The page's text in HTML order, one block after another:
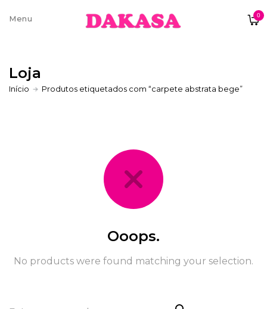
0
Sobre nós
Contatos e moradas
Trocas e Devoluções
Termos e condições
Loja
Início Produtos etiquetados com “carpete abstrata bege”
Ooops.
No products were found matching your selection.